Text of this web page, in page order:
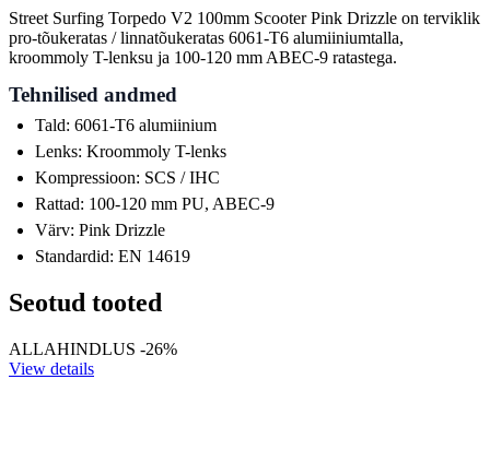
Street Surfing Torpedo V2 100mm Scooter Pink Drizzle on terviklik
pro-tõukeratas / linnatõukeratas 6061-T6 alumiiniumtalla,
kroommoly T-lenksu ja 100-120 mm ABEC-9 ratastega.
Tehnilised andmed
Tald: 6061-T6 alumiinium
Lenks: Kroommoly T-lenks
Kompressioon: SCS / IHC
Rattad: 100-120 mm PU, ABEC-9
Värv: Pink Drizzle
Standardid: EN 14619
Seotud tooted
ALLAHINDLUS -26%
View details